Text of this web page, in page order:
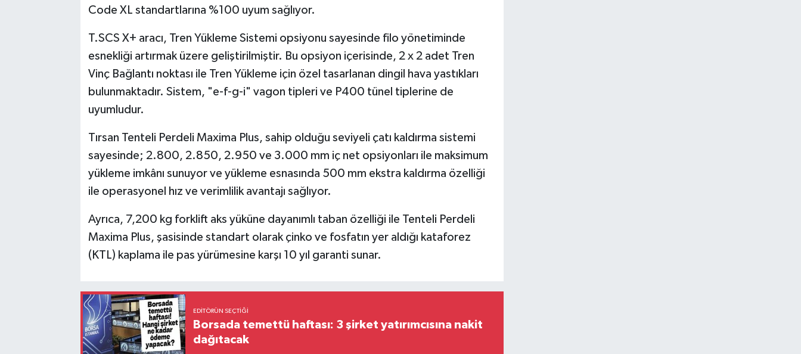
Code XL standartlarına %100 uyum sağlıyor.
T.SCS X+ aracı, Tren Yükleme Sistemi opsiyonu sayesinde filo yönetiminde
esnekliği artırmak üzere geliştirilmiştir. Bu opsiyon içerisinde, 2 x 2 adet Tren
Vinç Bağlantı noktası ile Tren Yükleme için özel tasarlanan dingil hava yastıkları
bulunmaktadır. Sistem, "e-f-g-i" vagon tipleri ve P400 tünel tiplerine de
uyumludur.
Tırsan Tenteli Perdeli Maxima Plus, sahip olduğu seviyeli çatı kaldırma sistemi
sayesinde; 2.800, 2.850, 2.950 ve 3.000 mm iç net opsiyonları ile maksimum
yükleme imkânı sunuyor ve yükleme esnasında 500 mm ekstra kaldırma özelliği
ile operasyonel hız ve verimlilik avantajı sağlıyor.
Ayrıca, 7,200 kg forklift aks yüküne dayanımlı taban özelliği ile Tenteli Perdeli
Maxima Plus, şasisinde standart olarak çinko ve fosfatın yer aldığı kataforez
(KTL) kaplama ile pas yürümesine karşı 10 yıl garanti sunar.
EDITÖRÜN SEÇTIĞI
Borsada temettü haftası: 3 şirket yatırımcısına nakit
dağıtacak